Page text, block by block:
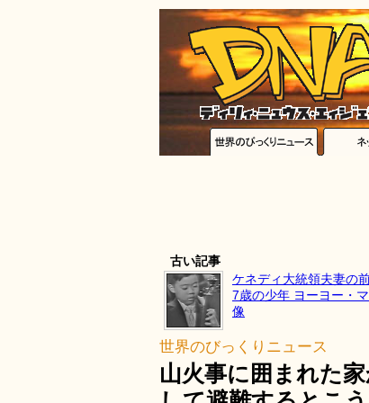
古い記事
ケネディ大統領夫妻の
7歳の少年 ヨーヨー・
像
世界のびっくりニュース
山火事に囲まれた